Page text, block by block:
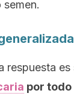
respuesta es
por todo